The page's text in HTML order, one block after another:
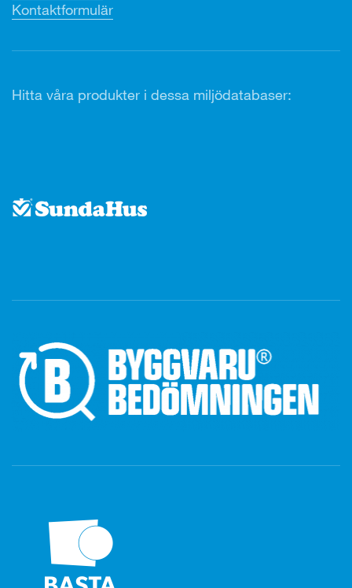
Kontaktformulär
Hitta våra produkter i dessa miljödatabaser: